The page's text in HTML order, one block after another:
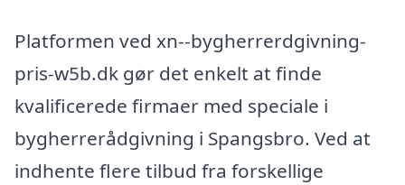
Platformen ved xn--bygherrerdgivning-
pris-w5b.dk gør det enkelt at finde
kvalificerede firmaer med speciale i
bygherrerådgivning i Spangsbro. Ved at
indhente flere tilbud fra forskellige